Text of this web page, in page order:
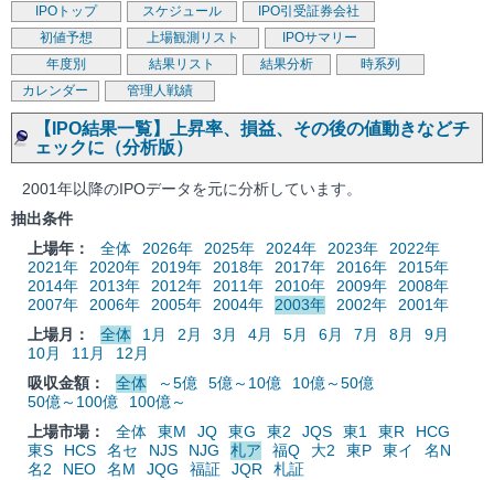
IPOトップ スケジュール
IPO引受証券会社
初値予想
上場観測リスト
IPOサマリー
年度別
結果リスト 結果分析
時系列
カレンダー
管理人戦績
【IPO結果一覧】上昇率、損益、その後の値動きなどチ
ェックに（分析版）
2001年以降のIPOデータを元に分析しています。
抽出条件
上場年：
全体 2026年 2025年 2024年 2023年
2022年
2021年
2020年 2019年 2018年 2017年 2016年
2015年
2014年
2013年 2012年 2011年 2010年 2009年
2008年
2007年
2006年 2005年 2004年 2003年 2002年
2001年
上場月：
全体 1月 2月 3月 4月 5月 6月 7月 8月
9月
10月
11月
12月
吸収金額：
全体 ～5億 5億～10億
10億～50億
50億～100億
100億～
上場市場：
全体 東M JQ 東G 東2 JQS 東1 東R
HCG
東S
HCS 名セ NJS NJG 札ア 福Q 大2 東P 東イ
名N
名2
NEO 名M JQG 福証 JQR
札証